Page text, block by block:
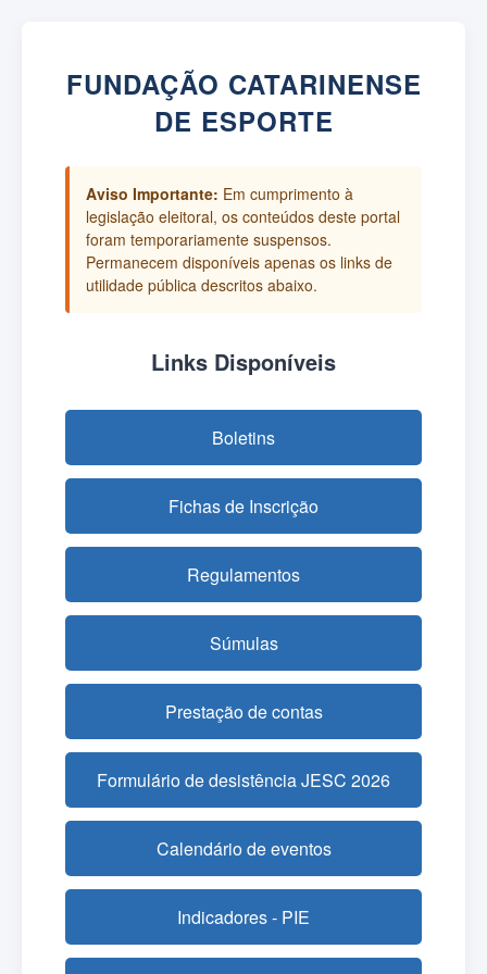
FUNDAÇÃO CATARINENSE
DE ESPORTE
Aviso Importante: Em cumprimento à
legislação eleitoral, os conteúdos deste portal
foram temporariamente suspensos.
Permanecem disponíveis apenas os links de
utilidade pública descritos abaixo.
Links Disponíveis
Boletins
Fichas de Inscrição
Regulamentos
Súmulas
Prestação de contas
Formulário de desistência JESC 2026
Calendário de eventos
Indicadores - PIE